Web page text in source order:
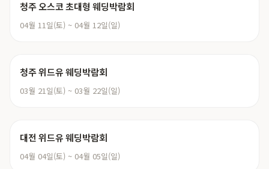
청주 오스코 초대형 웨딩박람회
04월 11일(토) ~ 04월 12일(일)
청주 위드유 웨딩박람회
03월 21일(토) ~ 03월 22일(일)
대전 위드유 웨딩박람회
04월 04일(토) ~ 04월 05일(일)